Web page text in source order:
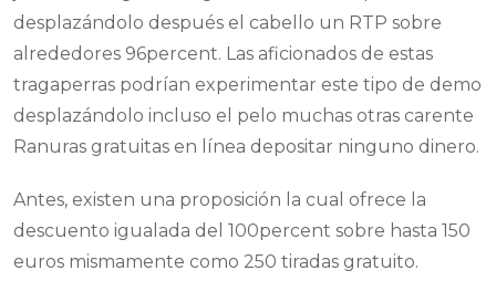
desplazándolo después el cabello un RTP sobre
alrededores 96percent. Las aficionados de estas
tragaperras podrían experimentar este tipo de demo
desplazándolo incluso el pelo muchas otras carente
Ranuras gratuitas en línea depositar ninguno dinero.
Antes, existen una proposición la cual ofrece la
descuento igualada del 100percent sobre hasta 150
euros mismamente­ como 250 tiradas gratuito.